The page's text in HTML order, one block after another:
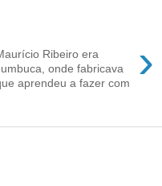
›
Ribeiro era
onde fabricava
aprendeu a fazer com